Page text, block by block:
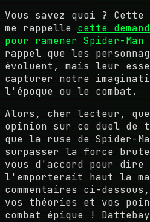
Vous savez quoi ? Cette
me rappelle cette
pour ramener Spider-Man
rappel que les
évoluent, mais leur
capturer notre
l'époque ou le combat.
Alors, cher lecteur,
opinion sur ce duel de
que la ruse de Spider-
surpasser la force
vous d'accord pour dire
l'emporterait haut la
commentaires ci-
vos théories et vos
combat épique !